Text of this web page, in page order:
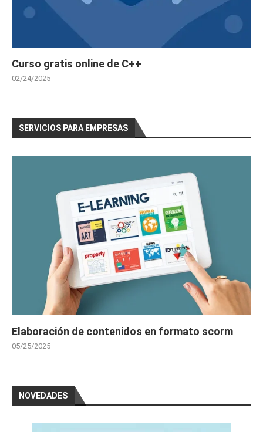
Curso gratis online de C++
02/24/2025
SERVICIOS PARA EMPRESAS
Elaboración de contenidos en formato scorm
05/25/2025
NOVEDADES